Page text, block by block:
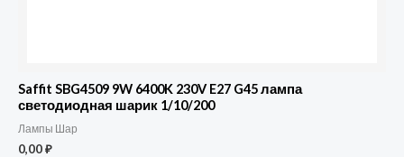
Saffit SBG4509 9W 6400K 230V E27 G45 лампа
светодиодная шарик 1/10/200
Лампы Шар
0,00₽